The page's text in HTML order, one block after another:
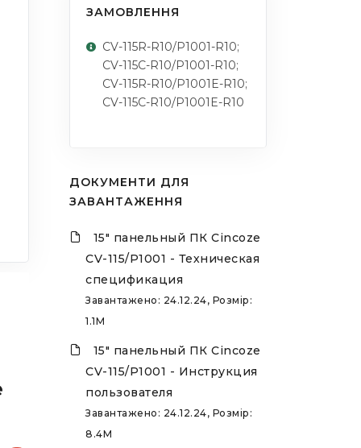
ЗАМОВЛЕННЯ
CV-115R-R10/P1001-R10;
CV-115C-R10/P1001-R10;
CV-115R-R10/P1001E-R10;
CV-115C-R10/P1001E-R10
ДОКУМЕНТИ ДЛЯ
ЗАВАНТАЖЕННЯ
15" панельный ПК Cincoze
CV-115/P1001 - Техническая
спецификация
Завантажено: 24.12.24, Розмір:
1.1M
15" панельный ПК Cincoze
CV-115/P1001 - Инструкция
пользователя
Завантажено: 24.12.24, Розмір:
8.4M